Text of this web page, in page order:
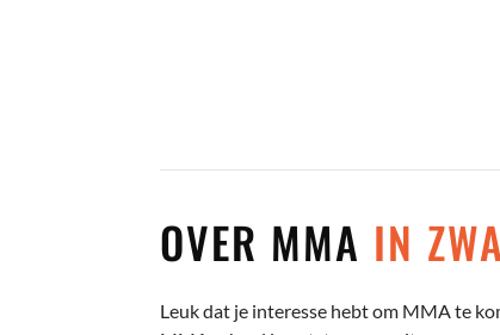
OVER MMA IN
Leuk dat je interesse hebt om MMA te